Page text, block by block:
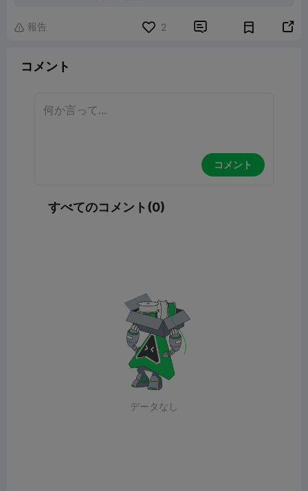
 報告 2  
コメント
コメント
すべてのコメント(0)
データなし